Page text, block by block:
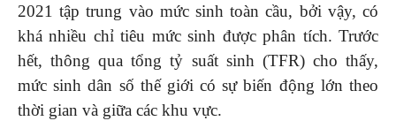
2021 tập trung vào mức sinh toàn cầu, bởi vậy, có
khá nhiều chỉ tiêu mức sinh được phân tích. Trước
hết, thông qua tổng tỷ suất sinh (TFR) cho thấy,
mức sinh dân số thế giới có sự biến động lớn theo
thời gian và giữa các khu vực.